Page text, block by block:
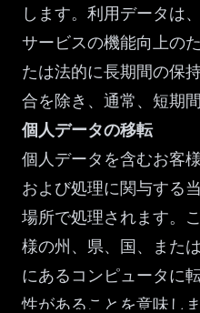
します。利用データは
サービスの機能向上の
たは法的に長期間の保
合を除き、通常、短期
個人データの移転
個人データを含むお客
および処理に関与する
場所で処理されます。
様の州、県、国、また
にあるコンピュータに
性があることを意味し